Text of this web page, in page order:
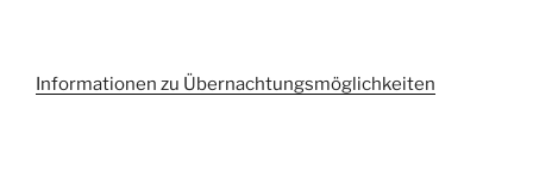
Informationen zu Übernachtungsmöglichkeiten